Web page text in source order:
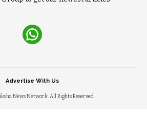
News Network. All Rights Reserved.
Advertise With Us